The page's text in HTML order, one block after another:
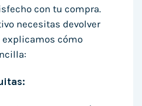
con tu compra.
necesitas devolver
cómo